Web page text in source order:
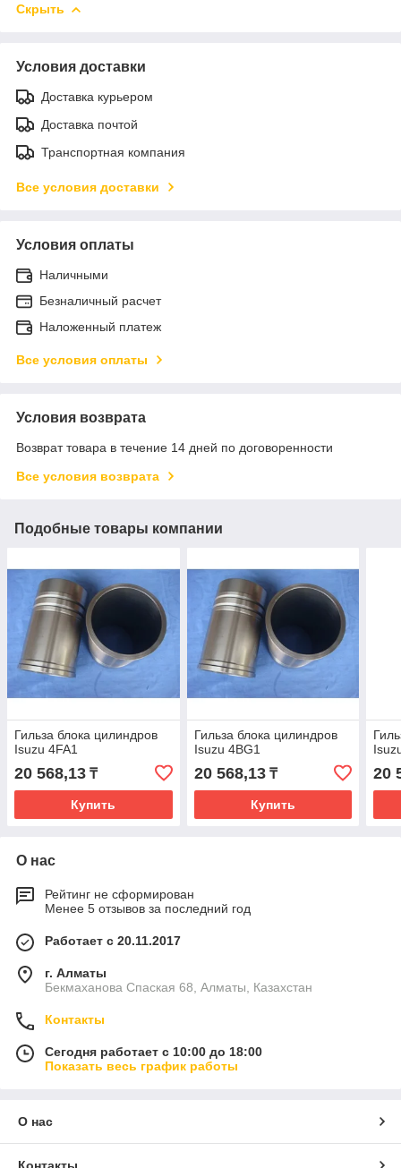
Скрыть
Условия доставки
Доставка курьером
Доставка почтой
Транспортная компания
Все условия доставки
Условия оплаты
Наличными
Безналичный расчет
Наложенный платеж
Все условия оплаты
Условия возврата
Возврат товара в течение 14 дней по договоренности
Все условия возврата
Подобные товары компании
Гильза блока цилиндров
Isuzu 4FA1
20 568,13 ₸
Купить
Гильза блока цилиндров
Isuzu 4BG1
20 568,13₸
Купить
20
О нас
Рейтинг не сформирован
Менее 5 отзывов за последний год
Работает с 20.11.2017
г. Алматы
Бекмаханова Спаская 68, Алматы, Казахстан
Контакты
Сегодня работает с 10:00 до 18:00
Показать весь график работы
О нас